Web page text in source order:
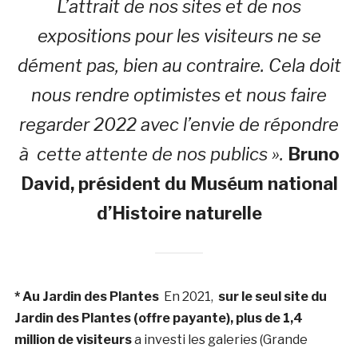
L’attrait de nos sites et de nos
expositions pour les visiteurs ne se
dément pas, bien au contraire. Cela doit
nous rendre optimistes et nous faire
regarder 2022 avec l’envie de répondre
à cette attente de nos publics ». Bruno
David, président du Muséum national
d’Histoire naturelle
* Au Jardin des Plantes En 2021, sur le seul site du
Jardin des Plantes (offre payante), plus de 1,4
million de visiteursa investi les galeries (Grande